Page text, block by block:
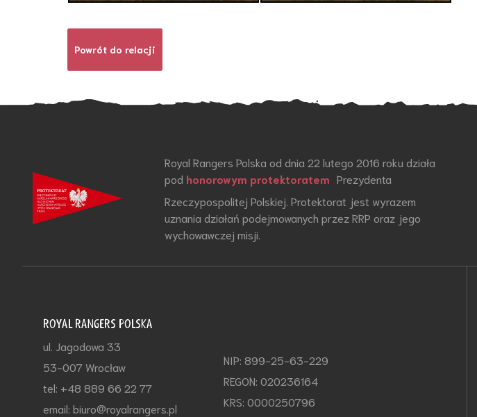
Powrót do relacji
Royal Rangers Polska od dnia 22 lutego 2016 roku działa
pod honorowym protektoratem Prezydenta
Rzeczypospolitej Polskiej. Protektorat jest wyrazem
uznania działań podejmowanych przez RRP oraz jego
wychowawczej misji.
ROYAL RANGERS POLSKA
ul. Jagodowa 33
53-007 Wrocław
tel: +48 889 66 22 77
email: biuro@royalrangers.pl
NIP: 899-25-63-229
REGON: 020236164
KRS: 0000250796